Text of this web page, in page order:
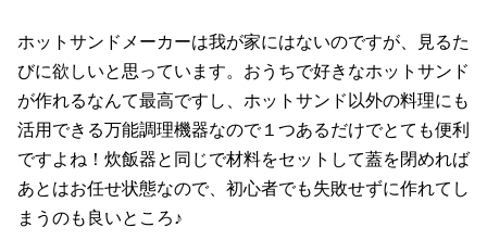
ホットサンドメーカーは我が家にはないのですが、見るた
びに欲しいと思っています。おうちで好きなホットサンド
が作れるなんて最高ですし、ホットサンド以外の料理にも
活用できる万能調理機器なので１つあるだけでとても便利
ですよね！炊飯器と同じで材料をセットして蓋を閉めれば
あとはお任せ状態なので、初心者でも失敗せずに作れてし
まうのも良いところ♪